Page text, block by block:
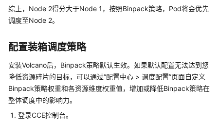
产
品
绍
产
品
公
告
Kubernetes
综上，Node 2得分大于Node 1，按照Binpack策略，Pod将会优先
调度至Node 2。
配置装箱调度策略
安装Volcano后，Binpack策略默认生效。如果默认配置无法达到您
降低资源碎片的目标，可以通过“配置中心 > 调度配置”页面自定义
Binpack策略权重和各资源维度权重值，增加或降低Binpack策略在
整体调度中的影响力。
登录CCE控制台。